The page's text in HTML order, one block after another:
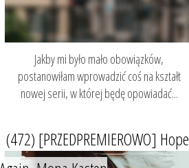
Jakby mi było mało obowiązków,
postanowiłam wprowadzić coś na kształt
nowej serii, w której będę opowiadać...
(472) [PRZEDPREMIEROWO] Hope